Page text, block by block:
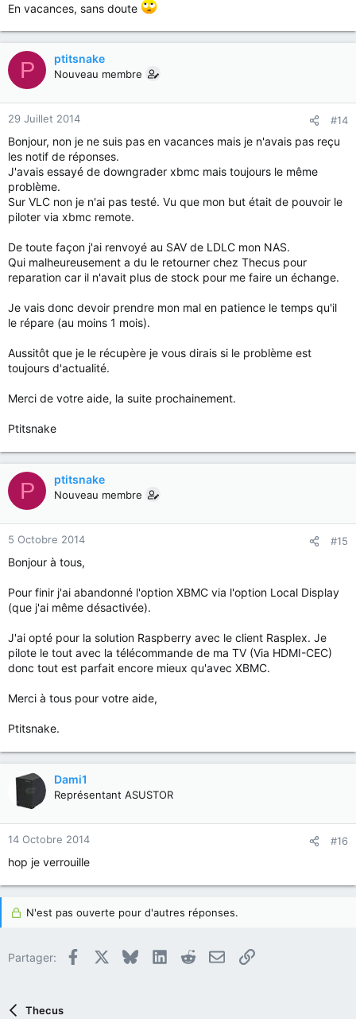
En vacances, sans doute
P ptitsnake
Nouveau membre
29 Juillet 2014 #14
Bonjour, non je ne suis pas en vacances mais je n'avais pas reçu
les notif de réponses.
J'avais essayé de downgrader xbmc mais toujours le même
problème.
Sur VLC non je n'ai pas testé. Vu que mon but était de pouvoir le
piloter via xbmc remote.
De toute façon j'ai renvoyé au SAV de LDLC mon NAS.
Qui malheureusement a du le retourner chez Thecus pour
reparation car il n'avait plus de stock pour me faire un échange.
Je vais donc devoir prendre mon mal en patience le temps qu'il
le répare (au moins 1 mois).
Aussitôt que je le récupère je vous dirais si le problème est
toujours d'actualité.
Merci de votre aide, la suite prochainement.
Ptitsnake
P ptitsnake
Nouveau membre
5 Octobre 2014 #15
Bonjour à tous,
Pour finir j'ai abandonné l'option XBMC via l'option Local Display
(que j'ai même désactivée).
J'ai opté pour la solution Raspberry avec le client Rasplex. Je
pilote le tout avec la télécommande de ma TV (Via HDMI-CEC)
donc tout est parfait encore mieux qu'avec XBMC.
Merci à tous pour votre aide,
Ptitsnake.
Dami1
Représentant ASUSTOR
14 Octobre 2014 #16
hop je verrouille
N'est pas ouverte pour d'autres réponses.
Partager: Facebook BlueskyLinkedInRedditE-mailLien
Thecus